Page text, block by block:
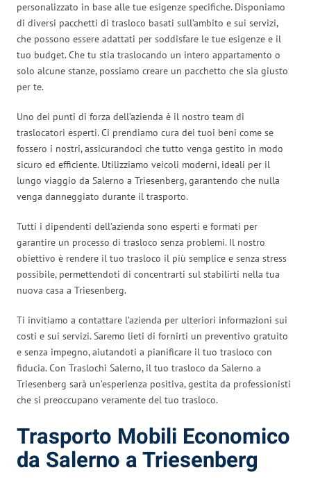
personalizzato in base alle tue esigenze specifiche. Disponiamo
di diversi pacchetti di trasloco basati sull’ambito e sui servizi,
che possono essere adattati per soddisfare le tue esigenze e il
tuo budget. Che tu stia traslocando un intero appartamento o
solo alcune stanze, possiamo creare un pacchetto che sia giusto
per te.
Uno dei punti di forza dell’azienda è il nostro team di
traslocatori esperti. Ci prendiamo cura dei tuoi beni come se
fossero i nostri, assicurandoci che tutto venga gestito in modo
sicuro ed efficiente. Utilizziamo veicoli moderni, ideali per il
lungo viaggio da Salerno a Triesenberg, garantendo che nulla
venga danneggiato durante il trasporto.
Tutti i dipendenti dell’azienda sono esperti e formati per
garantire un processo di trasloco senza problemi. Il nostro
obiettivo è rendere il tuo trasloco il più semplice e senza stress
possibile, permettendoti di concentrarti sul stabilirti nella tua
nuova casa a Triesenberg.
Ti invitiamo a contattare l’azienda per ulteriori informazioni sui
costi e sui servizi. Saremo lieti di fornirti un preventivo gratuito
e senza impegno, aiutandoti a pianificare il tuo trasloco con
fiducia. Con Traslochi Salerno, il tuo trasloco da Salerno a
Triesenberg sarà un’esperienza positiva, gestita da professionisti
che si preoccupano veramente del tuo trasloco.
Trasporto Mobili Economico
da Salerno a Triesenberg